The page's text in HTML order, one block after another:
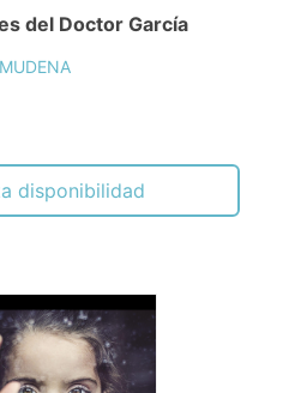
del Doctor García
disponibilidad